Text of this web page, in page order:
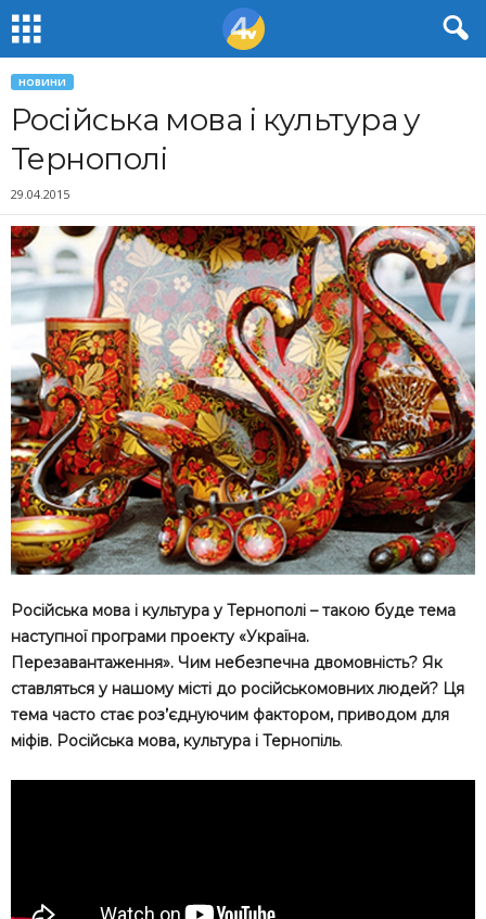
НОВИНИ
Російська мова і культура у
Тернополі
29.04.2015
Російська мова і культура у Тернополі – такою буде тема
наступної програми проекту «Україна.
Перезавантаження». Чим небезпечна двомовність? Як
ставляться у нашому місті до російськомовних людей? Ця
тема часто стає роз’єднуючим фактором, приводом для
міфів. Російська мова, культура і Тернопіль.